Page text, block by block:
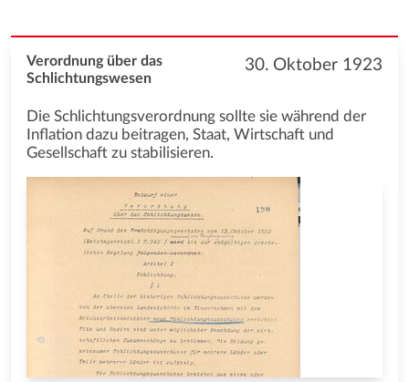
30. Oktober 1923
Verordnung über das
Schlichtungswesen
Die Schlichtungsverordnung sollte sie während der
Inflation dazu beitragen, Staat, Wirtschaft und
Gesellschaft zu stabilisieren.